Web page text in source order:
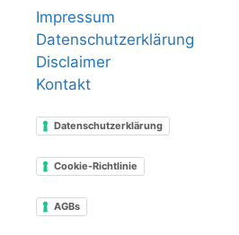
Impressum
Datenschutzerklärung
Disclaimer
Kontakt
Datenschutzerklärung
Cookie-Richtlinie
AGBs